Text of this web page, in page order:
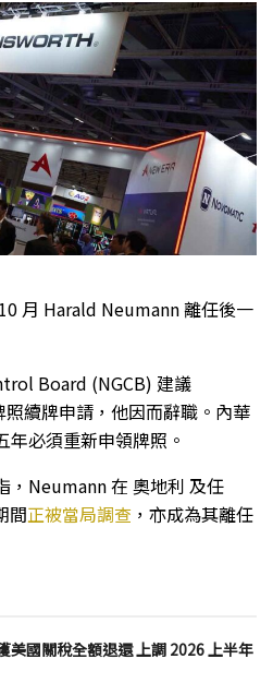
月 Harald Neumann 離任後一
Board (NGCB) 建議
續牌申請，他因而辭職。內華
必須重新申領牌照。
，Neumann 在 奧地利 及任
間正被當局調查 ，亦成為其離任
國關稅全額退還 上調 2026 上半年